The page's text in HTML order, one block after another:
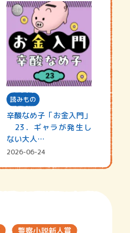
読みもの
辛酸なめ子「お金入門」
23．ギャラが発生し
ない大人…
2026-06-24
警察小説新人賞